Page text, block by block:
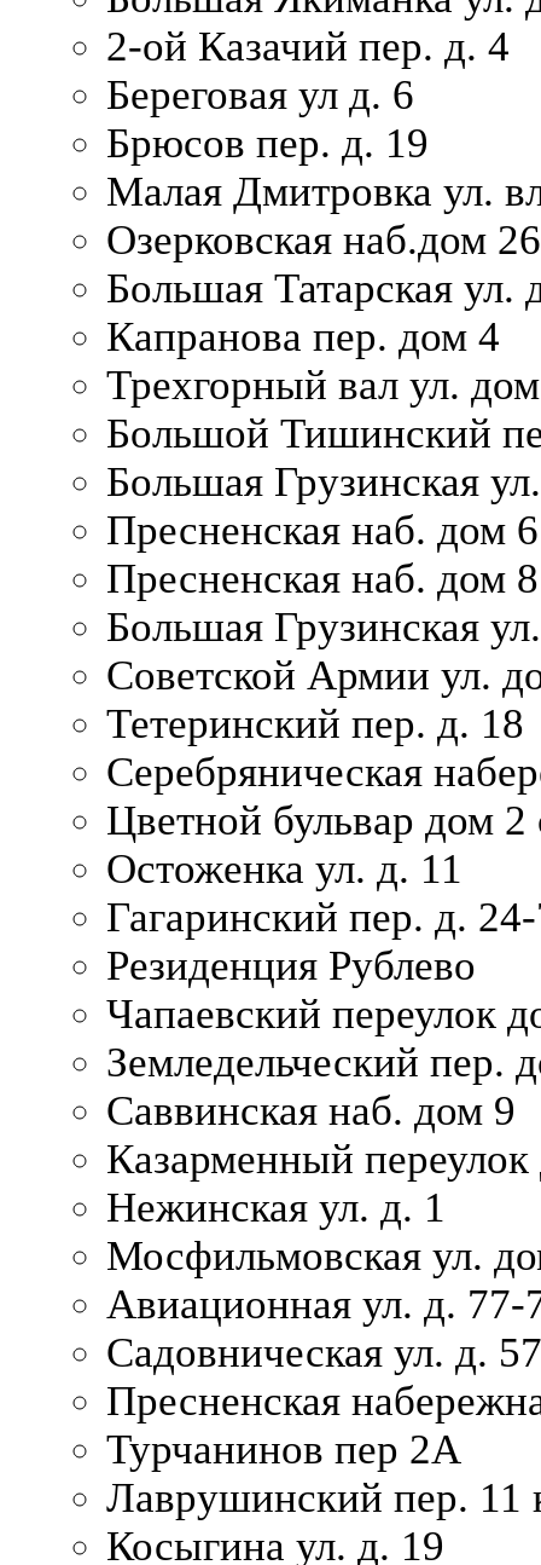
2-ой Казачий пер. д. 4
Береговая ул д. 6
Брюсов пер. д. 19
Малая Дмитровка ул.
Озерковская наб.дом 26
Большая Татарская ул.
Капранова пер. дом 4
Трехгорный вал ул.
Большой Тишинский
Большая Грузинская
Пресненская наб. дом
Пресненская наб. дом 8
Большая Грузинская
Советской Армии ул.
Тетеринский пер. д. 18
Серебряническая
Цветной бульвар дом 2
Остоженка ул. д. 11
Гагаринский пер. д.
Резиденция Рублево
Чапаевский переулок
Земледельческий пер.
Саввинская наб. дом 9
Казарменный переулок
Нежинская ул. д. 1
Мосфильмовская ул.
Авиационная ул. д. 77-
Садовническая ул. д.
Пресненская
Турчанинов пер 2А
Лаврушинский пер. 11
Косыгина ул. д. 19